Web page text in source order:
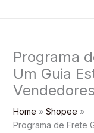
Programa
Um Guia
Vendedores
Home
Shopee
Programa de Frete